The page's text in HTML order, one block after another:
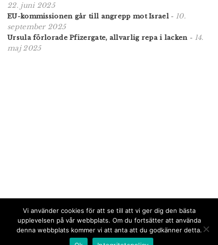
22. juni 2025
EU-kommissionen går till angrepp mot Israel- 10.
september 2025
Ursula förlorade Pfizergate, allvarlig repa i lacken - 14.
maj 2025
Vi använder cookies för att se till att vi ger dig den bästa
upplevelsen på vår webbplats. Om du fortsätter att använda
denna webbplats kommer vi att anta att du godkänner detta.